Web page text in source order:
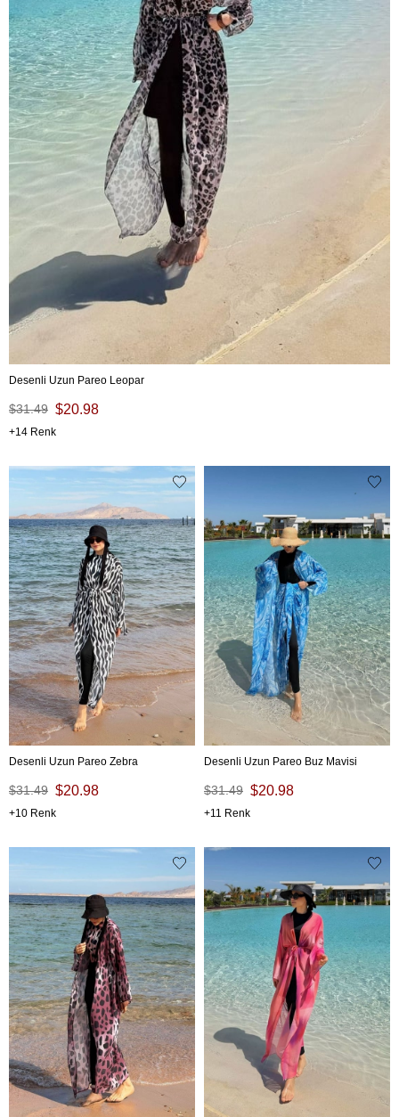
Desenli Uzun Pareo Leopar
$20.98
$31.49
14
Desenli Uzun Pareo Zebra
$20.98
$31.49
10
Desenli Uzun Pareo Buz Mavisi
$20.98
$31.49
11